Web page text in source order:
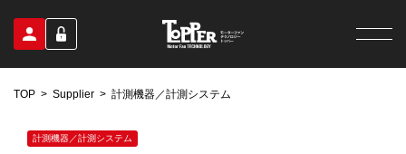
TOP Supplier 計測機器／計測システム
計測機器／計測システム